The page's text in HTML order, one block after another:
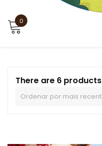
0
There are 6 products